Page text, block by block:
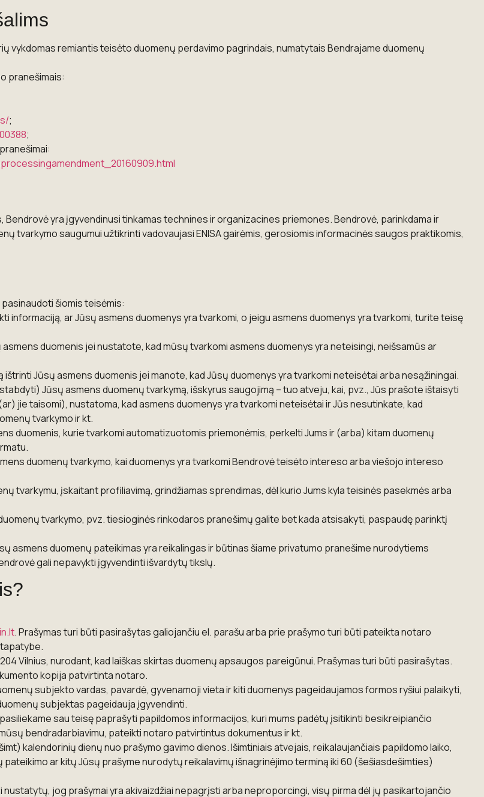
vykdomas remiantis teisėto duomenų perdavimo pagrindais, numatytais Bendrajame duomenų
pranešimais:
;
;
yra įgyvendinusi tinkamas technines ir organizacines priemones. Bendrovė, parinkdama ir
tvarkymo saugumui užtikrinti vadovaujasi ENISA gairėmis, gerosiomis informacinės saugos praktikomis,
šiomis teisėmis:
informaciją, ar Jūsų asmens duomenys yra tvarkomi, o jeigu asmens duomenys yra tvarkomi, turite teisę
duomenis jei nustatote, kad mūsų tvarkomi asmens duomenys yra neteisingi, neišsamūs ar
Jūsų asmens duomenis jei manote, kad Jūsų duomenys yra tvarkomi neteisėtai arba nesąžiningai.
Jūsų asmens duomenų tvarkymą, išskyrus saugojimą – tuo atveju, kai, pvz., Jūs prašote ištaisyti
jie taisomi), nustatoma, kad asmens duomenys yra tvarkomi neteisėtai ir Jūs nesutinkate, kad
tvarkymo ir kt.
duomenis, kurie tvarkomi automatizuotomis priemonėmis, perkelti Jums ir (arba) kitam duomenų
duomenų tvarkymo, kai duomenys yra tvarkomi Bendrovė teisėto intereso arba viešojo intereso
tvarkymu, įskaitant profiliavimą, grindžiamas sprendimas, dėl kurio Jums kyla teisinės pasekmės arba
tvarkymo, pvz. tiesioginės rinkodaros pranešimų galite bet kada atsisakyti, paspaudę parinktį
asmens duomenų pateikimas yra reikalingas ir būtinas šiame privatumo pranešime nurodytiems
gali nepavykti įgyvendinti išvardytų tikslų.
. Prašymas turi būti pasirašytas galiojančiu el. parašu arba prie prašymo turi būti pateikta notaro
Vilnius, nurodant, kad laiškas skirtas duomenų apsaugos pareigūnui. Prašymas turi būti pasirašytas.
kopija patvirtinta notaro.
subjekto vardas, pavardė, gyvenamoji vieta ir kiti duomenys pageidaujamos formos ryšiui palaikyti,
subjektas pageidauja įgyvendinti.
sau teisę paprašyti papildomos informacijos, kuri mums padėtų įsitikinti besikreipiančio
bendradarbiavimu, pateikti notaro patvirtintus dokumentus ir kt.
kalendorinių dienų nuo prašymo gavimo dienos. Išimtiniais atvejais, reikalaujančiais papildomo laiko,
ar kitų Jūsų prašyme nurodytų reikalavimų išnagrinėjimo terminą iki 60 (šešiasdešimties)
jog prašymai yra akivaizdžiai nepagrįsti arba neproporcingi, visų pirma dėl jų pasikartojančio